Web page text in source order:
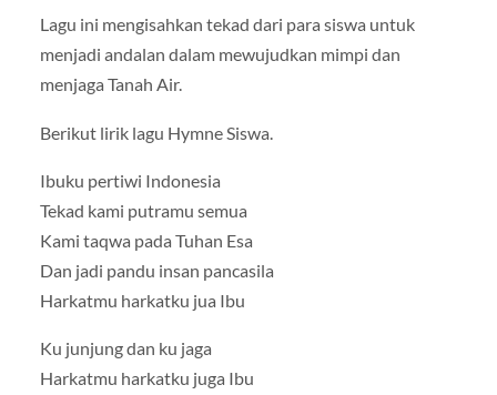
Lagu ini mengisahkan tekad dari para siswa untuk
menjadi andalan dalam mewujudkan mimpi dan
menjaga Tanah Air.
Berikut lirik lagu Hymne Siswa.
Ibuku pertiwi Indonesia
Tekad kami putramu semua
Kami taqwa pada Tuhan Esa
Dan jadi pandu insan pancasila
Harkatmu harkatku jua Ibu
Ku junjung dan ku jaga
Harkatmu harkatku juga Ibu